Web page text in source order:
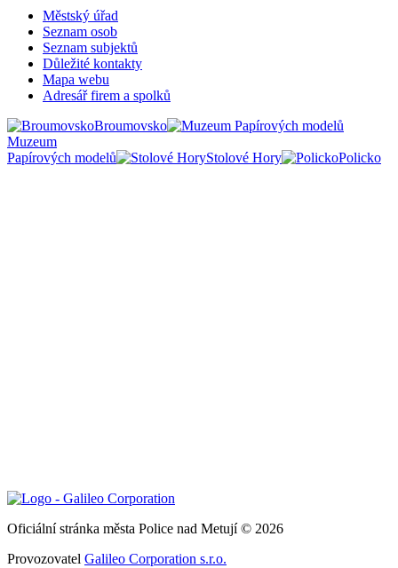
Městský úřad
Seznam osob
Seznam subjektů
Důležité kontakty
Mapa webu
Adresář firem a spolků
Broumovsko
Muzeum
Papírových modelů
Stolové Hory Policko
Oficiální stránka města Police nad Metují © 2026
Provozovatel Galileo Corporation s.r.o.